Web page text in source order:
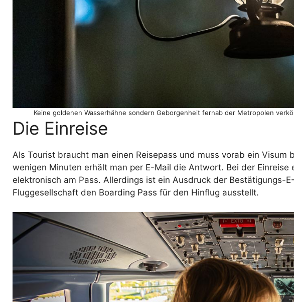
Keine goldenen Wasserhähne sondern Geborgenheit fernab der Metropolen
Die Einreise
Als Tourist braucht man einen Reisepass und muss vorab ein Visum
wenigen Minuten erhält man per E-Mail die Antwort. Bei der
elektronisch am Pass. Allerdings ist ein Ausdruck der Bestätigungs-
Fluggesellschaft den Boarding Pass für den Hinflug ausstellt.